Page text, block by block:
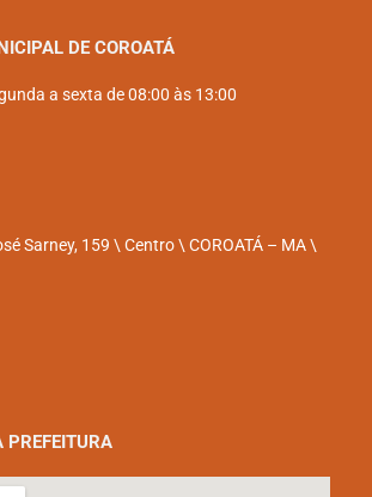
DE COROATÁ
a sexta de 08:00 às 13:00
Sarney, 159 \ Centro \ COROATÁ – MA \
PREFEITURA